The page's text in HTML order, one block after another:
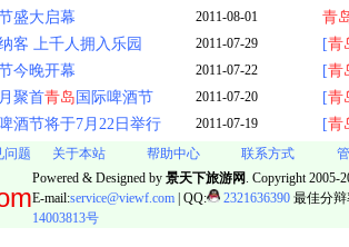
盛大启幕 2011-08-01
客 上千人拥入乐园 2011-07-29
今晚开幕 2011-07-22
聚首青岛 国际啤酒节 2011-07-20
酒节将于7月22日举行 2011-07-19
青
[青
[青
[青
[青
问题 关于本站 帮助中心 联系方式
Powered & Designed by 景天下旅游网 . Copyright 2005-
E-mail:service@viewf.com | QQ: 2321636390 最佳分
14003813号